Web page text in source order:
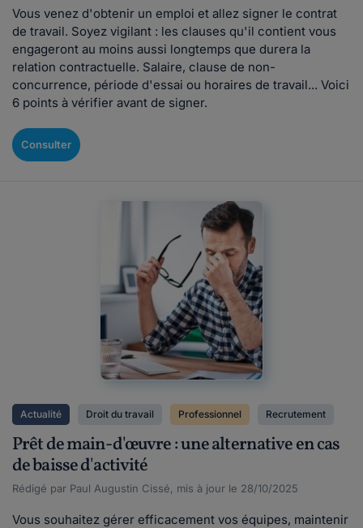
Vous venez d'obtenir un emploi et allez signer le contrat
de travail. Soyez vigilant : les clauses qu'il contient vous
engageront au moins aussi longtemps que durera la
relation contractuelle. Salaire, clause de non-
concurrence, période d'essai ou horaires de travail... Voici
6 points à vérifier avant de signer.
Consulter
Actualité Droit du travail Professionnel Recrutement
Prêt de main-d'œuvre : une alternative en cas
de baisse d'activité
Rédigé par Paul Augustin Cissé, mis à jour le 28/10/2025
Vous souhaitez gérer efficacement vos équipes, maintenir